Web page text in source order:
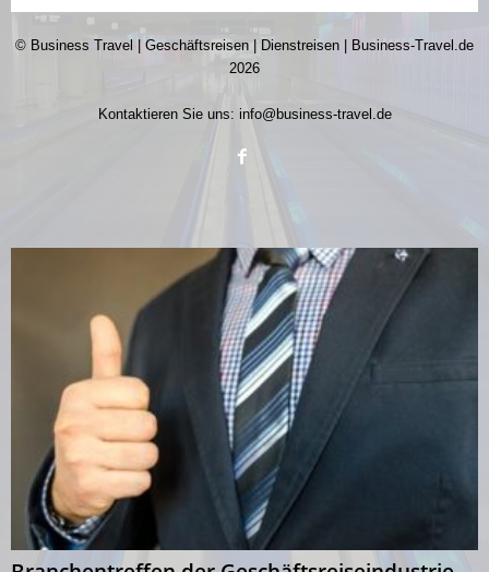
© Business Travel | Geschäftsreisen | Dienstreisen | Business-Travel.de
2026
Kontaktieren Sie uns: info@business-travel.de